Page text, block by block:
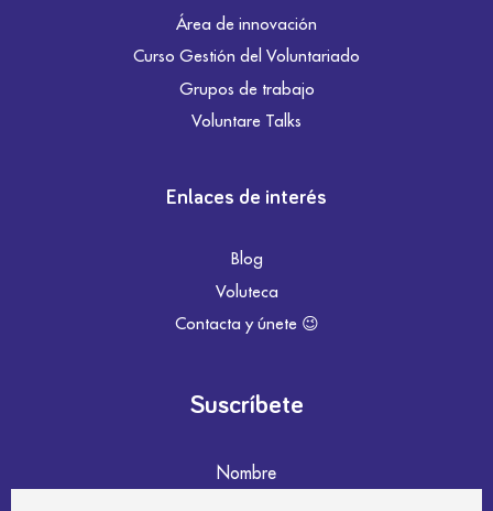
Área de innovación
Curso Gestión del Voluntariado
Grupos de trabajo
Voluntare Talks
Enlaces de interés
Blog
Voluteca
Contacta y únete 😉
Suscríbete
Nombre